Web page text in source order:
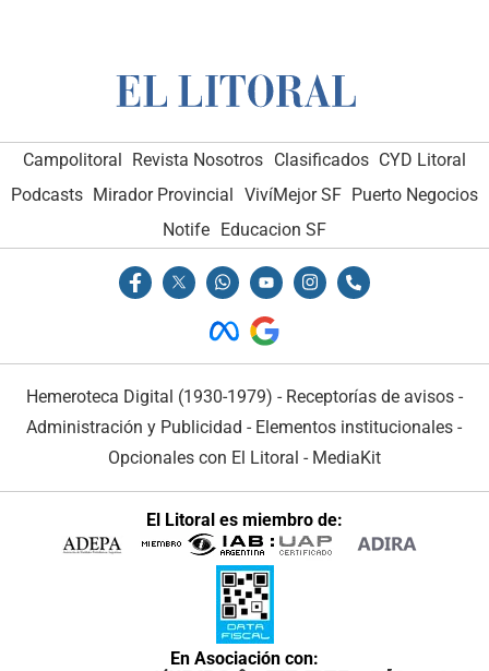
Campolitoral Revista Nosotros Clasificados CYD Litoral
Podcasts Mirador Provincial VivíMejor SF Puerto Negocios
Notife Educacion SF
Hemeroteca Digital (1930-1979) - Receptorías de avisos -
Administración y Publicidad - Elementos institucionales -
Opcionales con El Litoral - MediaKit
El Litoral es miembro de:
En Asociación con: